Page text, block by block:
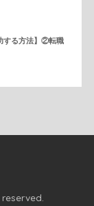
する方法】②転職